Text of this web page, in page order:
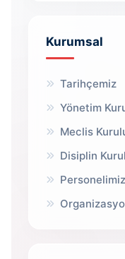
Kurumsal
Tarihçemiz
Yönetim
Meclis
Disiplin
Personelimiz